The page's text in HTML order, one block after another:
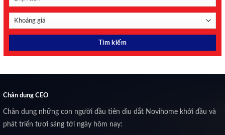
Chân dung CEO
Chân dung những con người đầu tiên dìu dắt Novihome khởi đầu và
phát triển tươi sáng tới ngày hôm nay: